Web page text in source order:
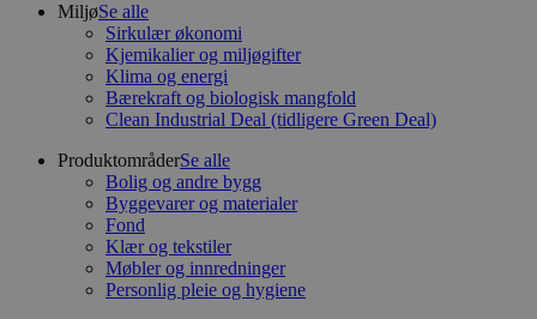
MiljøSe alle
Sirkulær økonomi
Kjemikalier og miljøgifter
Klima og energi
Bærekraft og biologisk mangfold
Clean Industrial Deal (tidligere Green Deal)
ProduktområderSe alle
Bolig og andre bygg
Byggevarer og materialer
Fond
Klær og tekstiler
Møbler og innredninger
Personlig pleie og hygiene